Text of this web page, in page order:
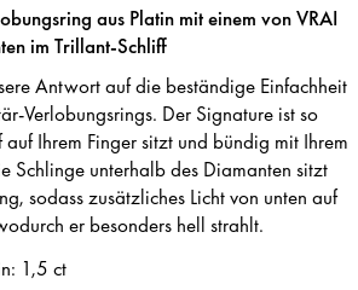
aus Platin mit einem von VRAI
im Trillant-Schliff
Antwort auf die beständige Einfachheit
Verlobungsrings. Der Signature ist so
Ihrem Finger sitzt und bündig mit Ihrem
Schlinge unterhalb des Diamanten sitzt
sodass zusätzliches Licht von unten auf
er besonders hell strahlt.
: 1,5 ct